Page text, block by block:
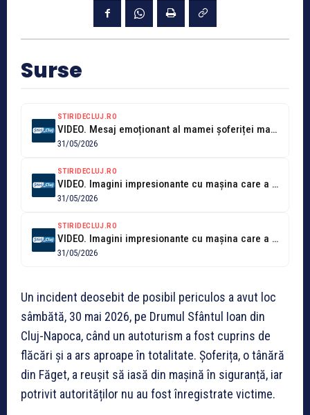
Surse
STIRIDECLUJ.RO
VIDEO. Mesaj emoționant al mamei șoferiței mașinii ce a ars pe drumul...
31/05/2026
STIRIDECLUJ.RO
VIDEO. Imagini impresionante cu mașina care a luat foc pe drumul Sfântul...
31/05/2026
STIRIDECLUJ.RO
VIDEO. Imagini impresionante cu mașina care a luat foc pe drumul Sfântul...
31/05/2026
Un incident deosebit de posibil periculos a avut loc
sâmbătă, 30 mai 2026, pe Drumul Sfântul Ioan din
Cluj-Napoca, când un autoturism a fost cuprins de
flăcări și a ars aproape în totalitate. Șoferița, o tânără
din Făget, a reușit să iasă din mașină în siguranță, iar
potrivit autorităților nu au fost înregistrate victime.